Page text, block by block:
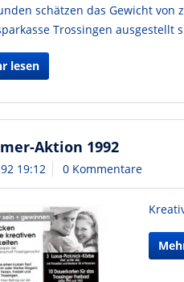
schätzen das Gewicht
Trossingen ausgestellt
lesen
Aktion 1992
19:12 0 Kommentare